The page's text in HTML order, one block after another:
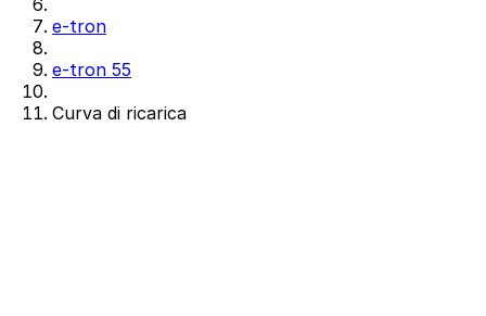
e-tron
e-tron 55
Curva di ricarica